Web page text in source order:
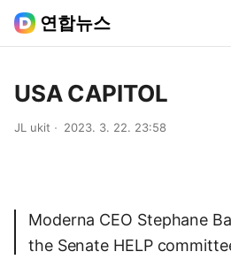
연합뉴스
USA CAPITOL
JL ukit 2023. 3. 22. 23:58
Moderna CEO Stephane
the Senate HELP